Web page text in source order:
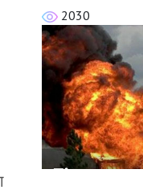
2030